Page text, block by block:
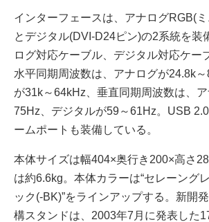
インターフェースは、アナログRGB(
とデジタル(DVI-D24ピン)の2系統を装
ログ対応ケーブル、デジタル対応ケー
水平同期周波数は、アナログが24.8k
が31k～64kHz、垂直同期周波数は、
75Hz、デジタルが59～61Hz。USB
ームポートも装備している。
本体サイズは幅404×奥行き200×高さ
は約6.6kg。本体カラーは“セレーング
ック(-BK)”をラインアップする。新開
構スタンドは、2003年7月に発表した